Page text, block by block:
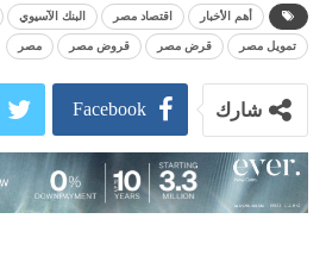
أهم الأخبار اقتصاد مصر البنك الآسيوي
تمويل مصر قرض مصر قروض مصر مصر
شارك Facebook